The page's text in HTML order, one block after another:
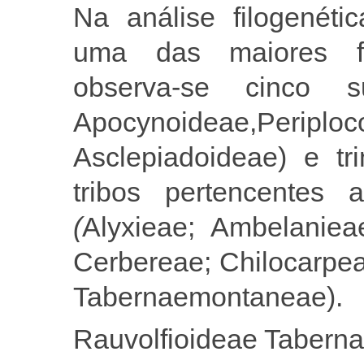
Na análise
uma das maiores
observa-se cinco
Asclepiadoideae) e
tribos pertencentes
(Alyxieae;
Cerbereae;
Rauvolfioideae